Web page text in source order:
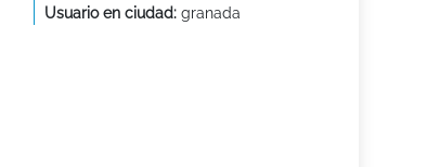
Usuario en ciudad:granada